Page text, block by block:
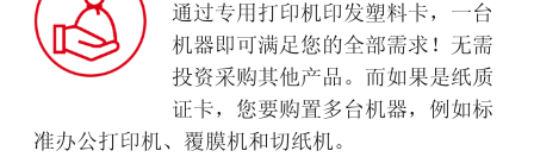
通过专用打印机印发塑料卡，一台
机器即可满足您的全部需求！ 无需
投资采购其他产品。 而如果是纸质
证卡，您要购置多台机器，例如标
准办公打印机、覆膜机和切纸机。